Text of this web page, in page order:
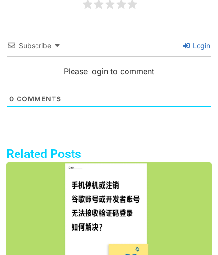
Subscribe Login
Please login to comment
0 COMMENTS
Related Posts
Page